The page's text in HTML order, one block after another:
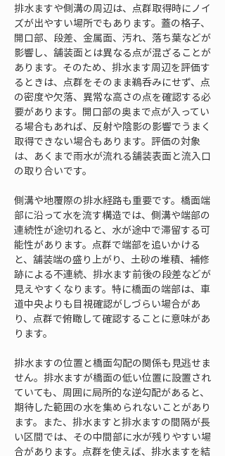
排水ますや側溝の周辺は、点群取得時にノイ
ズが出やすい場所でもあります。蓋の格子、
開口部、段差、金属面、汚れ、落ち葉などが
影響し、舗装面とは異なる点が混ざることが
あります。そのため、排水ます周辺を評価す
るときは、点群をそのまま鵜呑みにせず、点
の密度や欠落、異常な高さの点を確認する必
要があります。開口部の奥まで点が入ってい
る場合もあれば、反射や陰影の影響でうまく
取得できない場合もあります。評価の対象
は、あくまで雨水が流れる舗装表面と流入口
の取り合いです。
側溝や地覆際の排水経路も重要です。橋面端
部に沿って水を流す構造では、側溝や端部の
連続性が途切れると、水が途中で滞留する可
能性があります。点群で端部を追いかける
と、舗装端の盛り上がり、土砂の堆積、補修
跡による不連続、排水ます前後の段差などが
見えやすくなります。特に橋面の端部は、車
道中央よりも目視確認がしづらい場合があ
り、点群で俯瞰して確認することに意味があ
ります。
排水ますの位置と橋面勾配の関係も見逃せま
せん。排水ますが橋面の低い位置に設置され
ていても、周囲に局所的な逆勾配があると、
期待した範囲の水を集められないことがあり
ます。また、排水ますと排水ますの間隔が長
い区間では、その中間部に水が残りやすい場
合があります。点群を使えば、排水ますを結